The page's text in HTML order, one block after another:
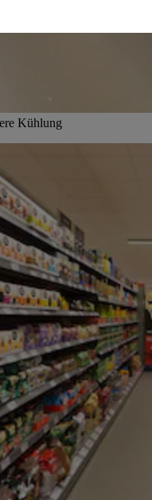
Kühlung
zum Herausgeber der